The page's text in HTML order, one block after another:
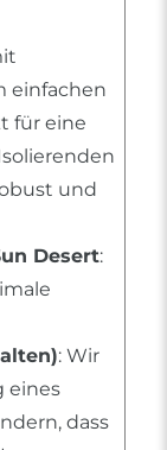
einfachen
für eine
und
Desert:
: Wir
eines
dass